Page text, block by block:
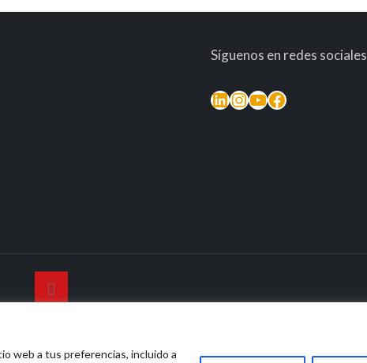
web a tus preferencias, incluido a
Síguenos en redes sociales
LinkedIn
Instagram
YouTube
Facebook
Política de devolución monetaria